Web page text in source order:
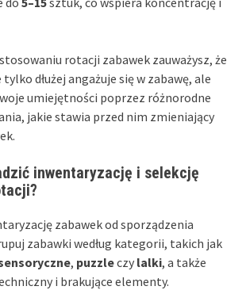
rotacji zabawek zauważysz, że
dłużej angażuje się w zabawę, ale
umiejętności poprzez różnorodne
jakie stawia przed nim zmieniający
inwentaryzację i selekcję
zabawek od sporządzenia
zabawki według kategorii, takich jak
, puzzleczy lalki, a także
i brakujące elementy.